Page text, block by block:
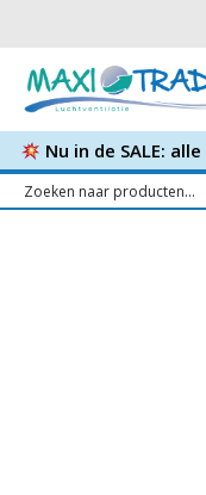
Nu in de SALE: alle